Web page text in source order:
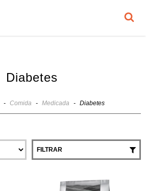
0
Diabetes
- Comida - Medicada - Diabetes
FILTRAR